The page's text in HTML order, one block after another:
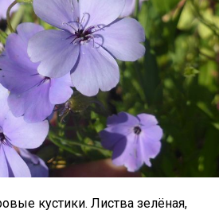
кустики. Листва зелёная,